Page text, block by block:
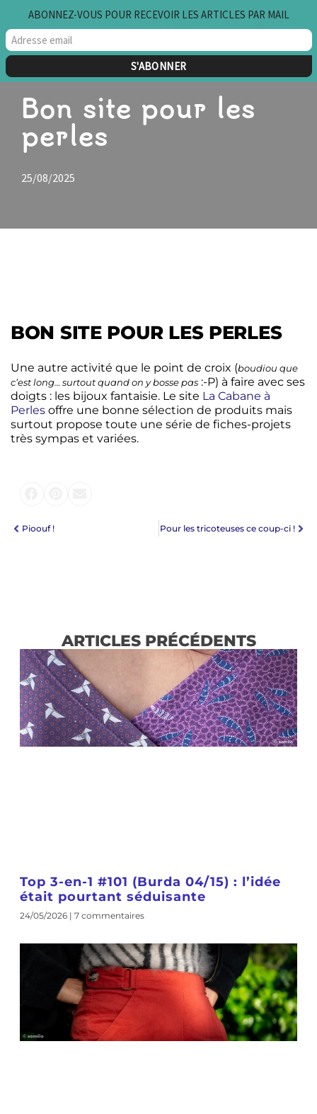
Aller
au
Bon site pour les
perles
25/08/2025
BON SITE POUR LES PERLES
Une autre activité que le point de croix (boudiou que
c’est long… surtout quand on y bosse pas :-P) à faire avec ses
doigts : les bijoux fantaisie. Le site La Cabane à
Perles offre une bonne sélection de produits mais
surtout propose toute une série de fiches-projets
très sympas et variées.
Pioouf ! Pour les tricoteuses ce coup-ci !
ARTICLES PRÉCÉDENTS
Top 3-en-1 #101 (Burda 04/15) : l’idée
était pourtant séduisante
24/05/2026 7 commentaires
ABONNEZ-VOUS POUR RECEVOIR LES ARTICLES PAR MAIL